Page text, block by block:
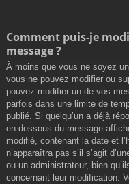
Comment puis-je
message ?
À moins que vous ne soyez
vous ne pouvez modifier ou
pouvez modifier un de vos
parfois dans une limite de
publié. Si quelqu’un a déjà
en dessous du message
modifié, contenant la date et
n’apparaîtra pas s’il s’agit
ou un administrateur, bien
concernant leur modification.